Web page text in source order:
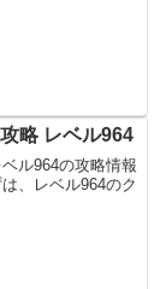
略 レベル964
ル964の攻略情報
、レベル964のク